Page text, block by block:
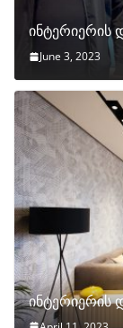
ინტერიერის
June 3, 2023
ინტერიერის